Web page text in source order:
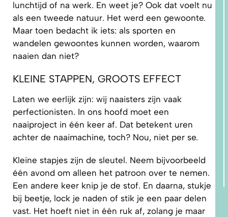
lunchtijd of na werk. En weet je? Ook dat voelt nu
als een tweede natuur. Het werd een gewoonte.
Maar toen bedacht ik iets: als sporten en
wandelen gewoontes kunnen worden, waarom
naaien dan niet?
KLEINE STAPPEN, GROOTS EFFECT
Laten we eerlijk zijn: wij naaisters zijn vaak
perfectionisten. In ons hoofd moet een
naaiproject in één keer af. Dat betekent uren
achter de naaimachine, toch? Nou, niet per se.
Kleine stapjes zijn de sleutel. Neem bijvoorbeeld
één avond om alleen het patroon over te nemen.
Een andere keer knip je de stof. En daarna, stukje
bij beetje, lock je naden of stik je een paar delen
vast. Het hoeft niet in één ruk af, zolang je maar